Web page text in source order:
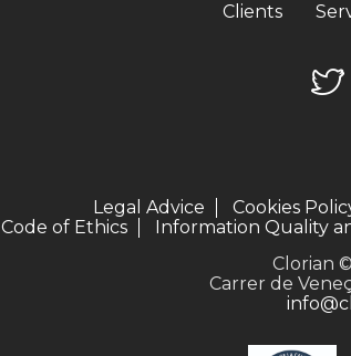
Clients
Legal Advice Cookies
Code of Ethics
Information Quality
Clorian
Carrer de